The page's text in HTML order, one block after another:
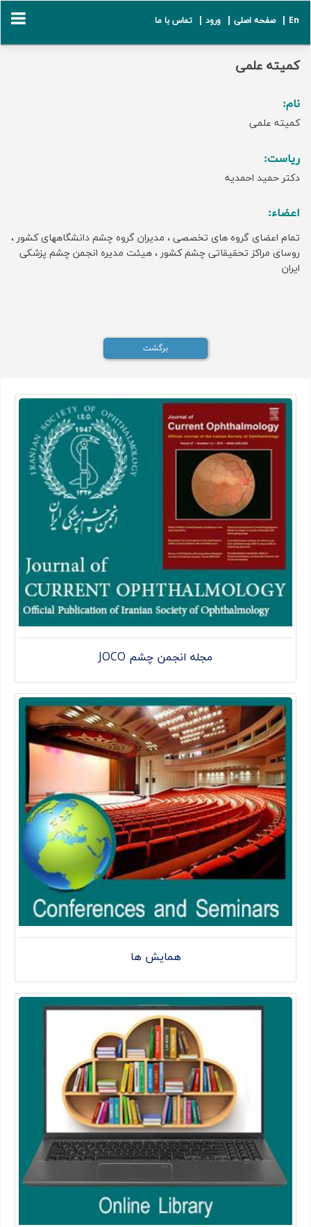
En | صفحه اصلی | ورود | تماس با ما
کمیته علمی
نام:
کمیته علمی
ریاست:
دکتر حمید احمدیه
اعضاء:
تمام اعضای گروه های تخصصی ، مدیران گروه چشم دانشگاههای کشور ،
روسای مراکز تحقیقاتی چشم کشور ، هیئت مدیره انجمن چشم پزشکی
ایران
مجله انجمن چشم JOCO
همایش ها